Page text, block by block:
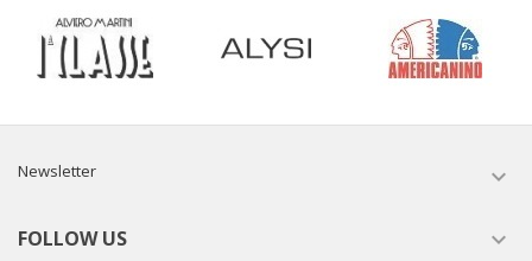
Newsletter 
FOLLOW US 